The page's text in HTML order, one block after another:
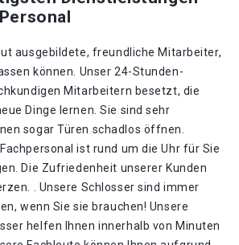
ausgebildete, freundliche Mitarbeiter,
können. Unser 24-Stunden-
Mitarbeitern besetzt, die
Dinge lernen. Sie sind sehr
sogar Türen schadlos öffnen.
ist rund um die Uhr für Sie
Die Zufriedenheit unserer Kunden
. Unsere Schlosser sind immer
wenn Sie sie brauchen! Unsere
helfen Ihnen innerhalb von Minuten